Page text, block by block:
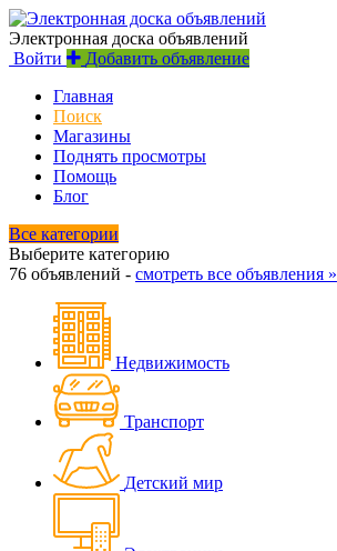
Электронная доска объявлений
Войти
Добавить объявление
Главная
Поиск
Магазины
Поднять просмотры
Помощь
Блог
Все категории
Выберите категорию
76 объявлений - смотреть все объявления »
Недвижимость
Транспорт
Детский мир